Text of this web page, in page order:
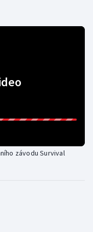
závodu Survival